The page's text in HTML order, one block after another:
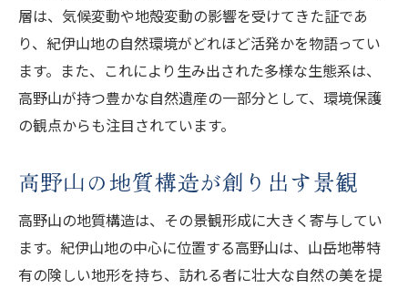
層は、気候変動や地殻変動の影響を受けてきた証であ
り、紀伊山地の自然環境がどれほど活発かを物語ってい
ます。また、これにより生み出された多様な生態系は、
高野山が持つ豊かな自然遺産の一部分として、環境保護
の観点からも注目されています。
高野山の地質構造が創り出す景観
高野山の地質構造は、その景観形成に大きく寄与してい
ます。紀伊山地の中心に位置する高野山は、山岳地帯特
有の険しい地形を持ち、訪れる者に壮大な自然の美を提